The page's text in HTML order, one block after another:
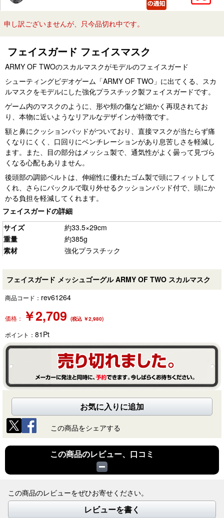
申し訳ございませんが、只今品切れ中です。
フェイスガード フェイスマスク
ARMY OF TWOのスカルマスクがモデルのフェイスガード
シューティングビデオゲーム「ARMY OF TWO」に出てくる、スカ
ルマスクをモデルにした強化プラスチック製フェイスガードです。
ゲーム内のマスクのように、形や頬の傷など細かく再現されてお
り、本物に近いようなリアルなデザインが特徴です。
額と鼻にクッションパッドがついており、直接マスクが当たらず痛
くなりにくく、口回りにベンチレーションがあり息苦しさを軽減し
ます。また、目の部分はメッシュ製で、通気性がよく曇って見づら
くなる心配もありません。
後頭部の調節ベルトは、伸縮性に優れたゴム製で頭にフィットして
くれ、さらにバックルで取り外せるクッションパッド付で、頭にか
かる負担を軽減してくれます。
フェイスガードの詳細
サイズ
約33.5×29cm
重量
約385g
素材
強化プラスチック
フェイスガード メッシュゴーグル ARMY OF TWO スカルマスク
商品コード： rev61264
価格： ￥2,709 (税込 ￥2,980)
ポイント： 81 Pt
お気に入りに追加
この商品をシェアする
この商品のレビュー、口コミ
この商品のレビューをぜひお寄せください。
レビューを書く